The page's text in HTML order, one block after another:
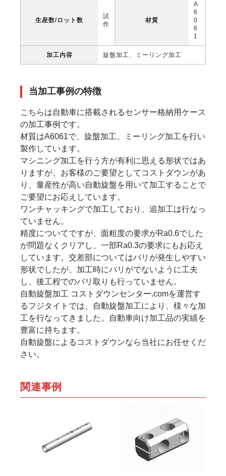
生産数/ロット数
試
作
材質
A
6
0
6
1
加工内容 旋盤加工、ミーリング加工
当加工事例の特徴
こちらは自動車に搭載されるセンサー格納用ケース
の加工事例です。
材質はA6061で、旋盤加工、ミーリング加工を行い
製作しています。
マシニング加工を行う方が有利に思える形状ではあ
りますが、お客様のご要望としてコストダウンがあ
り、量産性が高い自動旋盤を用いて加工することで
ご要望にお応えしています。
ワンチャッキングで加工しており、追加工は行なっ
ていません。
精度についてですが、面粗度の要求がRa0.6でした
が問題なくクリアし、一部Ra0.3の要求にもお応え
しています。交差部についてはバリが発生しやすい
形状でしたが、加工時にバリがでないように工夫
し、後工程でのバリ取りも行っていません。
自動旋盤加工 コストダウンセンター.comを運営す
るフジタイトでは、自動旋盤加工により、様々な加
工を行なってきました。自動車向け加工品の実績を
豊富に持ちます。
自動旋盤によるコストダウンなら当社にお任せくだ
さい。
関連事例